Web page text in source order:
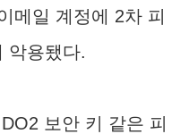
메일 계정에 2차 피
악용됐다.
보안 키 같은 피